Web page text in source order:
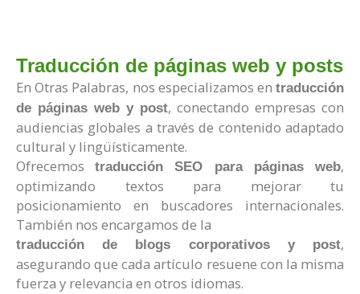
Traducción de páginas web y posts
En Otras Palabras, nos especializamos en traducción
de páginas web y post, conectando empresas con
audiencias globales a través de contenido adaptado
cultural y lingüísticamente.
Ofrecemostraducción SEO para páginas web,
optimizando textos para mejorar tu
posicionamiento en buscadores internacionales.
También nos encargamos de la
traducción de blogs corporativos y post,
asegurando que cada artículo resuene con la misma
fuerza y relevancia en otros idiomas.